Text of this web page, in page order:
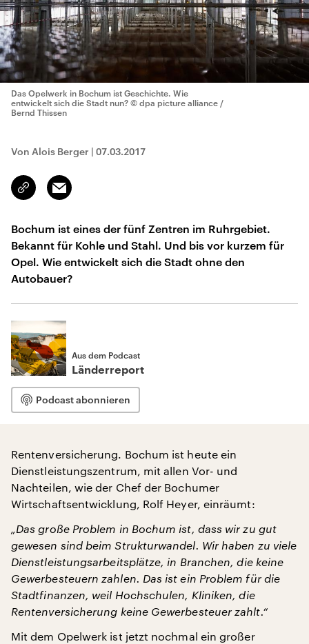
Das Opelwerk in Bochum ist Geschichte. Wie
entwickelt sich die Stadt nun? © dpa picture alliance /
Bernd Thissen
Von Alois Berger | 07.03.2017
Link
kopieren/teilen
Email
Bochum ist eines der fünf Zentren im Ruhrgebiet.
Bekannt für Kohle und Stahl. Und bis vor kurzem für
Opel. Wie entwickelt sich die Stadt ohne den
Autobauer?
Aus dem Podcast
Länderreport
Podcast abonnieren
Rentenversicherung. Bochum ist heute ein
Dienstleistungszentrum, mit allen Vor- und
Nachteilen, wie der Chef der Bochumer
Wirtschaftsentwicklung, Rolf Heyer, einräumt:
„Das große Problem in Bochum ist, dass wir zu gut
gewesen sind beim Strukturwandel. Wir haben zu viele
Dienstleistungsarbeitsplätze, in Branchen, die keine
Gewerbesteuern zahlen. Das ist ein Problem für die
Stadtfinanzen, weil Hochschulen, Kliniken, die
Rentenversicherung keine Gewerbesteuer zahlt.“
Mit dem Opelwerk ist jetzt nochmal ein großer